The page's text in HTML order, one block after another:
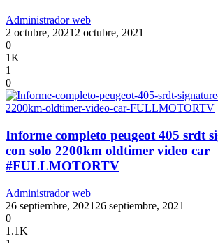
Administrador web
2 octubre, 2021 2 octubre, 2021
0
1K
1
0
Informe completo peugeot 405 srdt
con solo 2200km oldtimer video car
#FULLMOTORTV
Administrador web
26 septiembre, 2021 26 septiembre, 2021
0
1.1K